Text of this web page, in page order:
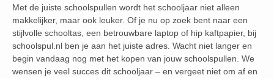
Met de juiste schoolspullen wordt het schooljaar niet alleen
makkelijker, maar ook leuker. Of je nu op zoek bent naar een
stijlvolle schooltas, een betrouwbare laptop of hip kaftpapier, bij
schoolspul.nl ben je aan het juiste adres. Wacht niet langer en
begin vandaag nog met het kopen van jouw schoolspullen. We
wensen je veel succes dit schooljaar – en vergeet niet om af en